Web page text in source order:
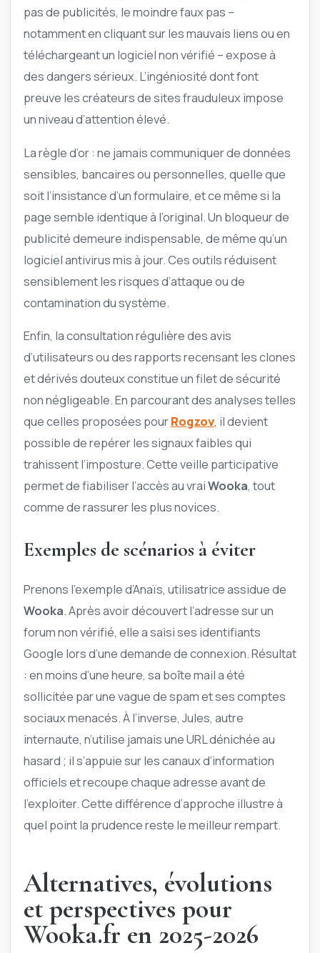
pas de publicités, le moindre faux pas –
notamment en cliquant sur les mauvais liens ou en
téléchargeant un logiciel non vérifié – expose à
des dangers sérieux. L’ingéniosité dont font
preuve les créateurs de sites frauduleux impose
un niveau d’attention élevé.
La règle d’or : ne jamais communiquer de données
sensibles, bancaires ou personnelles, quelle que
soit l’insistance d’un formulaire, et ce même si la
page semble identique à l’original. Un bloqueur de
publicité demeure indispensable, de même qu’un
logiciel antivirus mis à jour. Ces outils réduisent
sensiblement les risques d’attaque ou de
contamination du système.
Enfin, la consultation régulière des avis
d’utilisateurs ou des rapports recensant les clones
et dérivés douteux constitue un filet de sécurité
non négligeable. En parcourant des analyses telles
que celles proposées pourRogzov, il devient
possible de repérer les signaux faibles qui
trahissent l’imposture. Cette veille participative
permet de fiabiliser l’accès au vraiWooka, tout
comme de rassurer les plus novices.
Exemples de scénarios à éviter
Prenons l’exemple d’Anaïs, utilisatrice assidue de
Wooka. Après avoir découvert l’adresse sur un
forum non vérifié, elle a saisi ses identifiants
Google lors d’une demande de connexion. Résultat
: en moins d’une heure, sa boîte mail a été
sollicitée par une vague de spam et ses comptes
sociaux menacés. À l’inverse, Jules, autre
internaute, n’utilise jamais une URL dénichée au
hasard ; il s’appuie sur les canaux d’information
officiels et recoupe chaque adresse avant de
l’exploiter. Cette différence d’approche illustre à
quel point la prudence reste le meilleur rempart.
Alternatives, évolutions
et perspectives pour
Wooka.fr en 2025-2026